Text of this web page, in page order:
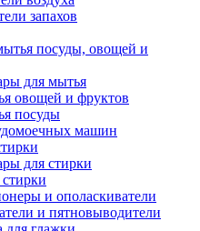
запахов
посуды, овощей и
для мытья
овощей и фруктов
посуды
машин
для стирки
и ополаскиватели
и пятновыводители